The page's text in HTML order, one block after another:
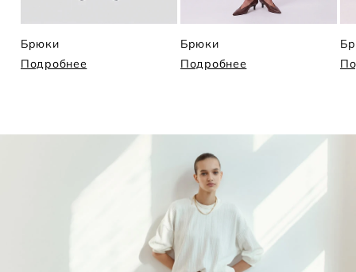
Брюки
Подробнее
Брюки
Подробнее